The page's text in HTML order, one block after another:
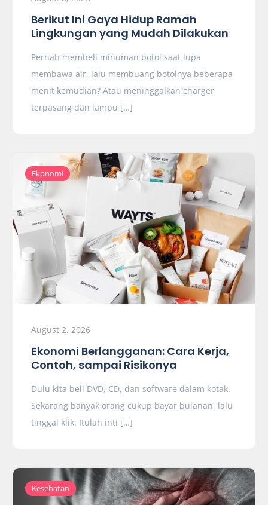
Berikut Ini Gaya Hidup Ramah
Lingkungan yang Mudah Dilakukan
Pernah membeli minuman botol saat lupa
membawa air, lalu membuang botolnya beberapa
menit kemudian? Atau meninggalkan charger
terpasang dan lampu […]
Ekonomi
August 2, 2026
Ekonomi Berlangganan: Cara Kerja,
Contoh, sampai Risikonya
Dulu kita beli DVD, CD, dan software dalam kotak.
Sekarang banyak orang cukup bayar bulanan, lalu
tinggal klik. Itulah inti […]
Kesehatan